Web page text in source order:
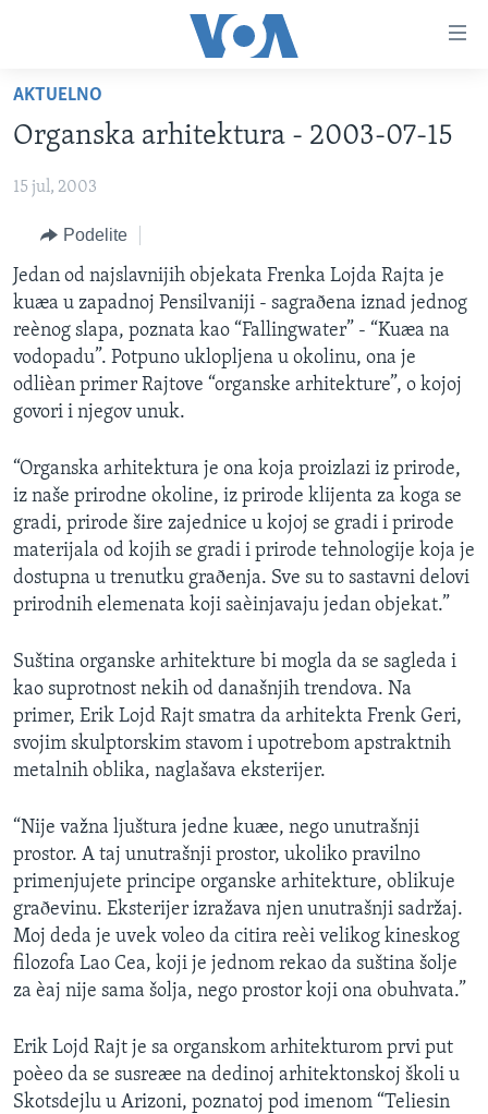
glavni
sadržaj
na
navigaciju
Idi
na
pretragu
NASLOVNA
RUBRIKE
AMERIKA
BALKAN
GLOBALNE TEME
EKONOMIJA
NAUKA I TEHNOLOGIJA
MEDICINA
DRUŠTVO
SPORT
INTERVJU
TV PROGRAM
OTVORENI STUDIO
IZ AMERIKE
Learning English
PRATITE NAS
Jezici
AKTUELNO
Organska arhitektura - 2003-07-15
15 jul, 2003
Podelite
Jedan od najslavnijih objekata Frenka Lojda Rajta je
kuæa u zapadnoj Pensilvaniji - sagraðena iznad jednog
reènog slapa, poznata kao “Fallingwater” - “Kuæa na
vodopadu”. Potpuno uklopljena u okolinu, ona je
odlièan primer Rajtove “organske arhitekture”, o kojoj
govori i njegov unuk.
“Organska arhitektura je ona koja proizlazi iz prirode,
iz naše prirodne okoline, iz prirode klijenta za koga se
gradi, prirode šire zajednice u kojoj se gradi i prirode
materijala od kojih se gradi i prirode tehnologije koja je
dostupna u trenutku graðenja. Sve su to sastavni delovi
prirodnih elemenata koji saèinjavaju jedan objekat.”
Suština organske arhitekture bi mogla da se sagleda i
kao suprotnost nekih od današnjih trendova. Na
primer, Erik Lojd Rajt smatra da arhitekta Frenk Geri,
svojim skulptorskim stavom i upotrebom apstraktnih
metalnih oblika, naglašava eksterijer.
“Nije važna ljuštura jedne kuæe, nego unutrašnji
prostor. A taj unutrašnji prostor, ukoliko pravilno
primenjujete principe organske arhitekture, oblikuje
graðevinu. Eksterijer izražava njen unutrašnji sadržaj.
Moj deda je uvek voleo da citira reèi velikog kineskog
filozofa Lao Cea, koji je jednom rekao da suština šolje
za èaj nije sama šolja, nego prostor koji ona obuhvata.”
Erik Lojd Rajt je sa organskom arhitekturom prvi put
poèeo da se susreæe na dedinoj arhitektonskoj školi u
Skotsdejlu u Arizoni, poznatoj pod imenom “Teliesin